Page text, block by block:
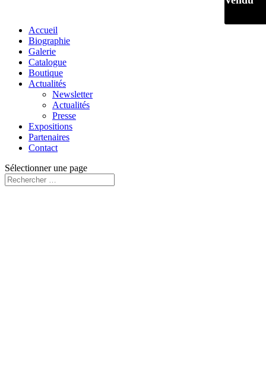
Accueil
Biographie
Galerie
Catalogue
Boutique
Actualités
Newsletter
Actualités
Presse
Expositions
Partenaires
Contact
Sélectionner une page